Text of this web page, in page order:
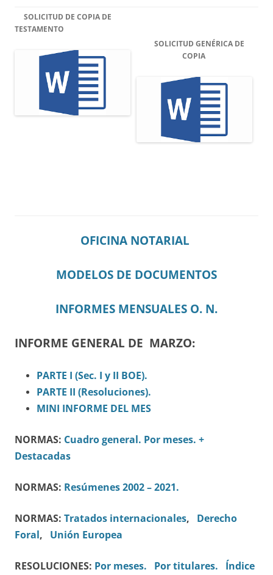
SOLICITUD DE COPIA DE
TESTAMENTO
SOLICITUD GENÉRICA DE
COPIA
OFICINA NOTARIAL
MODELOS DE DOCUMENTOS
INFORMES MENSUALES O. N.
INFORME GENERAL DE MARZO:
PARTE I (Sec. I y II BOE).
PARTE II (Resoluciones).
MINI INFORME DEL MES
NORMAS: Cuadro general. Por meses. +
Destacadas
NORMAS: Resúmenes 2002 – 2021.
NORMAS: Tratados internacionales, Derecho
Foral, Unión Europea
RESOLUCIONES: Por meses. Por titulares.
Índice